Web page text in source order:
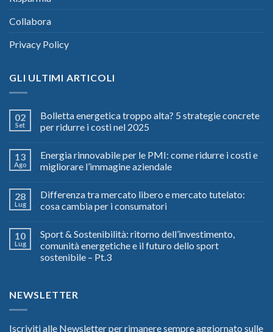
Collabora
Privacy Policy
GLI ULTIMI ARTICOLI
02
Set
Bolletta energetica troppo alta? 5 strategie concrete
per ridurre i costi nel 2025
13
Ago
Energia rinnovabile per le PMI: come ridurre i costi e
migliorare l’immagine aziendale
28
Lug
Differenza tra mercato libero e mercato tutelato:
cosa cambia per i consumatori
10
Lug
Sport & Sostenibilità: ritorno dell’investimento,
comunità energetiche e il futuro dello sport
sostenibile – Pt.3
NEWSLETTER
Iscriviti alle Newsletter per rimanere sempre aggiornato sulle